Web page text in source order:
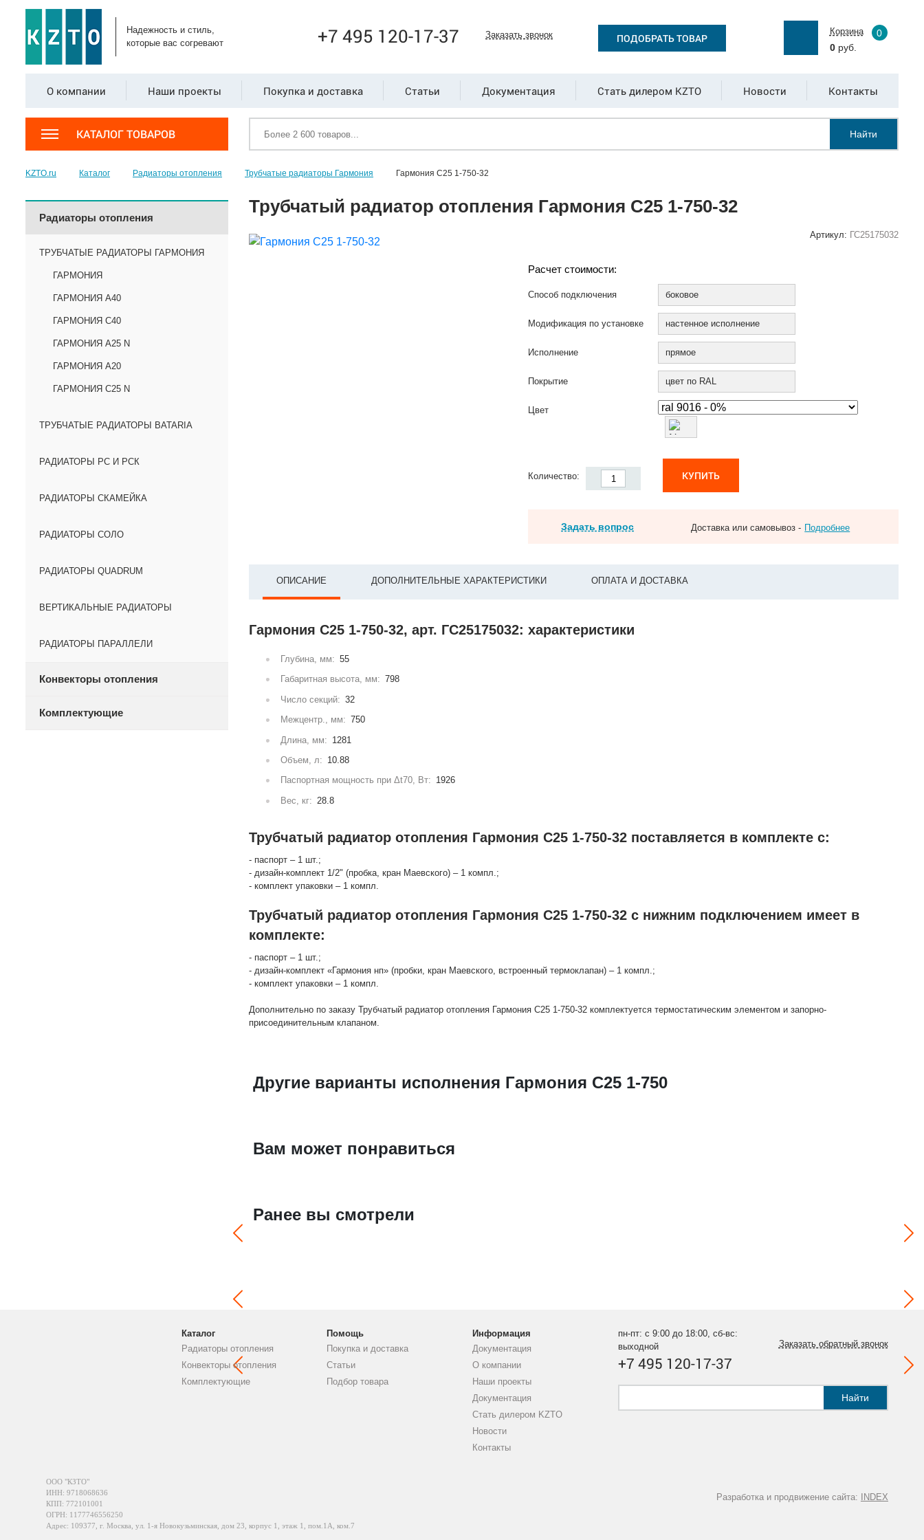
Надежность и стиль,
которые вас согревают
+7 495 120-17-37 Заказать звонок ПОДОБРАТЬ ТОВАР
Корзина
0
0руб.
О компании Наши проекты Покупка и доставка Статьи Документация Стать дилером KZTO Новости Контакты
КАТАЛОГ ТОВАРОВ Найти
KZTO.ru Каталог Радиаторы отопления Трубчатые радиаторы Гармония Гармония С25 1-750-32
Радиаторы отопления
ТРУБЧАТЫЕ РАДИАТОРЫ ГАРМОНИЯ
ГАРМОНИЯ
ГАРМОНИЯ А40
ГАРМОНИЯ С40
ГАРМОНИЯ А25 N
ГАРМОНИЯ А20
ГАРМОНИЯ С25 N
ТРУБЧАТЫЕ РАДИАТОРЫ BATARIA
РАДИАТОРЫ РС И РСК
РАДИАТОРЫ СКАМЕЙКА
РАДИАТОРЫ СОЛО
РАДИАТОРЫ QUADRUM
ВЕРТИКАЛЬНЫЕ РАДИАТОРЫ
РАДИАТОРЫ ПАРАЛЛЕЛИ
Конвекторы отопления
Комплектующие
Трубчатый радиатор отопления Гармония С25 1-750-32
Артикул: ГС25175032
Расчет стоимости:
Способ подключения боковое
Модификация по установке настенное исполнение
Исполнение прямое
Покрытие цвет по RAL
Цвет
Количество: КУПИТЬ
Задать вопрос Доставка или самовывоз - Подробнее
ОПИСАНИЕ ДОПОЛНИТЕЛЬНЫЕ ХАРАКТЕРИСТИКИ ОПЛАТА И ДОСТАВКА
Гармония С25 1-750-32, арт. ГС25175032: характеристики
Глубина, мм: 55
Габаритная высота, мм: 798
Число секций: 32
Межцентр., мм: 750
Длина, мм: 1281
Объем, л: 10.88
Паспортная мощность при Δt70, Вт: 1926
Вес, кг: 28.8
Трубчатый радиатор отопления Гармония С25 1-750-32 поставляется в комплекте с:
- паспорт – 1 шт.;
- дизайн-комплект 1/2" (пробка, кран Маевского) – 1 компл.;
- комплект упаковки – 1 компл.
Трубчатый радиатор отопления Гармония С25 1-750-32 с нижним подключением имеет в
комплекте:
- паспорт – 1 шт.;
- дизайн-комплект «Гармония нп» (пробки, кран Маевского, встроенный термоклапан) – 1 компл.;
- комплект упаковки – 1 компл.
Дополнительно по заказу Трубчатый радиатор отопления Гармония С25 1-750-32 комплектуется термостатическим элементом и запорно-
присоединительным клапаном.
Другие варианты исполнения Гармония С25 1-750
Вам может понравиться
Ранее вы смотрели
Каталог
Радиаторы отопления
Конвекторы отопления
Комплектующие
Помощь
Покупка и доставка
Статьи
Подбор товара
Информация
Документация
О компании
Наши проекты
Документация
Стать дилером KZTO
Новости
Контакты
пн-пт: с 9:00 до 18:00, сб-вс:
выходной
+7 495 120-17-37
Заказать обратный звонок
Найти
Разработка и продвижение сайта: INDEX
ООО "КЗТО"
ИНН: 9718068636
КПП: 772101001
ОГРН: 1177746556250
Адрес: 109377, г. Москва, ул. 1-я Новокузьминская, дом 23, корпус 1, этаж 1, пом.1А, ком.7